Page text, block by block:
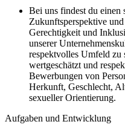
Bei uns findest du einen
Zukunftsperspektive
Gerechtigkeit und
unserer
respektvolles Umfeld zu
wertgeschätzt und
Bewerbungen von
Herkunft, Geschlecht,
sexueller Orientierung.
Aufgaben und Entwicklung